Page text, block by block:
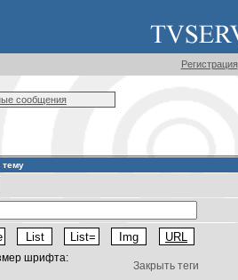
Регистрация
сообщения
тему
шрифта:
Закрыть теги